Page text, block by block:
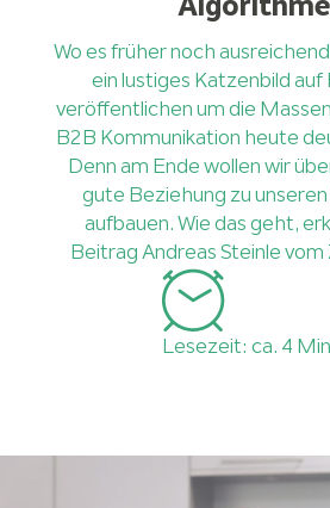
Wo es früher noch
ein lustiges Katzenbild auf
veröffentlichen um die
B2B Kommunikation heute
Denn am Ende wollen wir
gute Beziehung zu
aufbauen. Wie das geht,
Beitrag Andreas Steinle
Lesezeit: ca. 4